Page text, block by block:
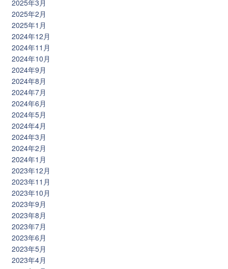
2025年3月
2025年2月
2025年1月
2024年12月
2024年11月
2024年10月
2024年9月
2024年8月
2024年7月
2024年6月
2024年5月
2024年4月
2024年3月
2024年2月
2024年1月
2023年12月
2023年11月
2023年10月
2023年9月
2023年8月
2023年7月
2023年6月
2023年5月
2023年4月